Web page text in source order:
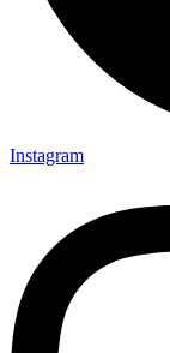
Instagram